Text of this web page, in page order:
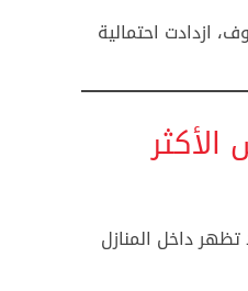
ازدادت احتمالية
الأكثر
داخل المنازل